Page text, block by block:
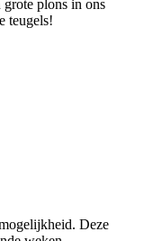
grote plons in ons
teugels!
Deze